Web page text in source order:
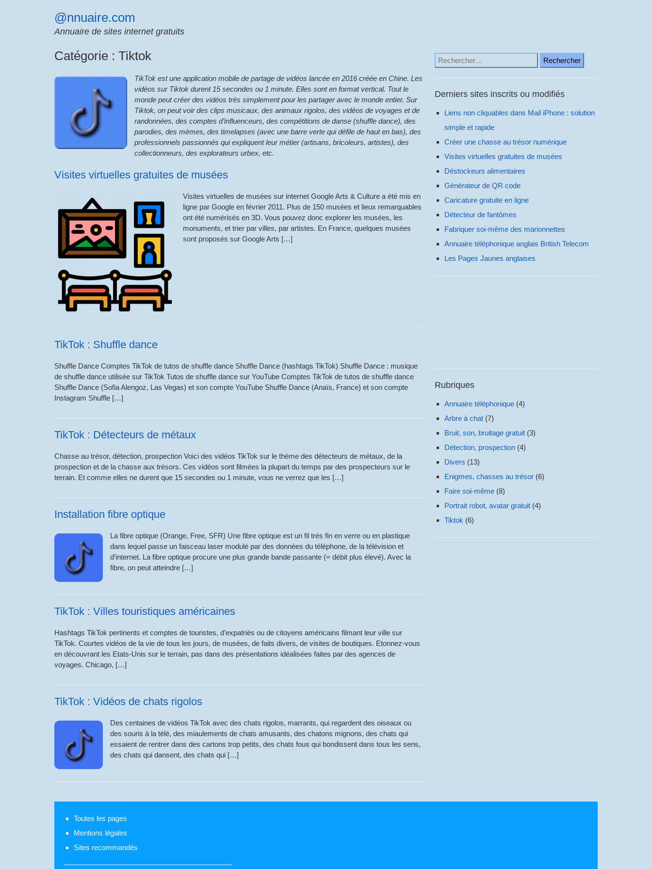
@nnuaire.com
Annuaire de sites internet gratuits
Catégorie : Tiktok
TikTok est une application mobile de partage de vidéos lancée en 2016 créée en Chine. Les
vidéos sur Tiktok durent 15 secondes ou 1 minute. Elles sont en format vertical. Tout le
monde peut créer des vidéos très simplement pour les partager avec le monde entier. Sur
Tiktok, on peut voir des clips musicaux, des animaux rigolos, des vidéos de voyages et de
randonnées, des comptes d’influenceurs, des compétitions de danse (shuffle dance), des
parodies, des mèmes, des timelapses (avec une barre verte qui défile de haut en bas), des
professionnels passionnés qui expliquent leur métier (artisans, bricoleurs, artistes), des
collectionneurs, des explorateurs urbex, etc.
Visites virtuelles gratuites de musées
Visites virtuelles de musées sur internet Google Arts & Culture a été mis en
ligne par Google en février 2011. Plus de 150 musées et lieux remarquables
ont été numérisés en 3D. Vous pouvez donc explorer les musées, les
monuments, et trier par villes, par artistes. En France, quelques musées
sont proposés sur Google Arts […]
TikTok : Shuffle dance
Shuffle Dance Comptes TikTok de tutos de shuffle dance Shuffle Dance (hashtags TikTok) Shuffle Dance : musique
de shuffle dance utilisée sur TikTok Tutos de shuffle dance sur YouTube Comptes TikTok de tutos de shuffle dance
Shuffle Dance (Sofia Alengoz, Las Vegas) et son compte YouTube Shuffle Dance (Anaïs, France) et son compte
Instagram Shuffle […]
TikTok : Détecteurs de métaux
Chasse au trésor, détection, prospection Voici des vidéos TikTok sur le thème des détecteurs de métaux, de la
prospection et de la chasse aux trésors. Ces vidéos sont filmées la plupart du temps par des prospecteurs sur le
terrain. Et comme elles ne durent que 15 secondes ou 1 minute, vous ne verrez que les […]
Installation fibre optique
La fibre optique (Orange, Free, SFR) Une fibre optique est un fil très fin en verre ou en plastique
dans lequel passe un faisceau laser modulé par des données du téléphone, de la télévision et
d’internet. La fibre optique procure une plus grande bande passante (= débit plus élevé). Avec la
fibre, on peut atteindre […]
TikTok : Villes touristiques américaines
Hashtags TikTok pertinents et comptes de touristes, d’expatriés ou de citoyens américains filmant leur ville sur
TikTok. Courtes vidéos de la vie de tous les jours, de musées, de faits divers, de visites de boutiques. Etonnez-vous
en découvrant les Etats-Unis sur le terrain, pas dans des présentations idéalisées faites par des agences de
voyages. Chicago, […]
TikTok : Vidéos de chats rigolos
Des centaines de vidéos TikTok avec des chats rigolos, marrants, qui regardent des oiseaux ou
des souris à la télé, des miaulements de chats amusants, des chatons mignons, des chats qui
essaient de rentrer dans des cartons trop petits, des chats fous qui bondissent dans tous les sens,
des chats qui dansent, des chats qui […]
Rechercher :
Derniers sites inscrits ou modifiés
Liens non cliquables dans Mail iPhone : solution
simple et rapide
Créer une chasse au trésor numérique
Visites virtuelles gratuites de musées
Déstockeurs alimentaires
Générateur de QR code
Caricature gratuite en ligne
Détecteur de fantômes
Fabriquer soi-même des marionnettes
Annuaire téléphonique anglais British Telecom
Les Pages Jaunes anglaises
Rubriques
Annuaire téléphonique (4)
Arbre à chat (7)
Bruit, son, bruitage gratuit (3)
Détection, prospection (4)
Divers (13)
Enigmes, chasses au trésor (6)
Faire soi-même (8)
Portrait robot, avatar gratuit (4)
Tiktok (6)
Toutes les pages
Mentions légales
Sites recommandés